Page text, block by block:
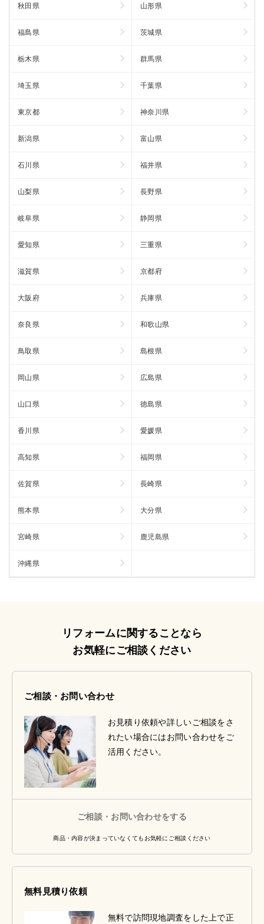
秋田県 山形県
福島県 茨城県
栃木県 群馬県
埼玉県 千葉県
東京都 神奈川県
新潟県 富山県
石川県 福井県
山梨県 長野県
岐阜県 静岡県
愛知県 三重県
滋賀県 京都府
大阪府 兵庫県
奈良県 和歌山県
鳥取県 島根県
岡山県 広島県
山口県 徳島県
香川県 愛媛県
高知県 福岡県
佐賀県 長崎県
熊本県 大分県
宮崎県 鹿児島県
沖縄県
リフォームに関することなら
お気軽にご相談ください
ご相談・お問い合わせ
お見積り依頼や詳しいご相談をさ
れたい場合にはお問い合わせをご
活用ください。
ご相談・お問い合わせをする
商品・内容が決まっていなくてもお気軽にご相談ください
無料見積り依頼
無料で訪問現地調査をした上で正